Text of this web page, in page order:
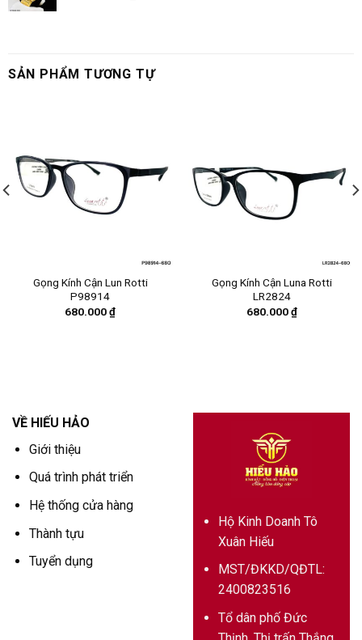
SẢN PHẨM TƯƠNG TỰ
Gọng Kính Cận Lun Rotti
P98914
680.000₫
Gọng Kính Cận Luna Rotti
LR2824
680.000₫
VỀ HIẾU HẢO
Giới thiệu
Quá trình phát triển
Hệ thống cửa hàng
Thành tựu
Tuyển dụng
Hộ Kinh Doanh Tô
Xuân Hiếu
MST/ĐKKD/QĐTL:
2400823516
Tổ dân phố Đức